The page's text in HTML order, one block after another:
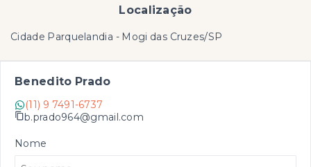
Localização
Cidade Parquelandia - Mogi das Cruzes/SP
Benedito Prado
(11) 9 7491-6737
b.prado964@gmail.com
Nome